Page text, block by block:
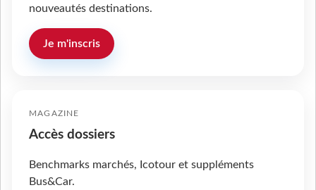
nouveautés destinations.
Je m'inscris
MAGAZINE
Accès dossiers
Benchmarks marchés, Icotour et suppléments
Bus&Car.